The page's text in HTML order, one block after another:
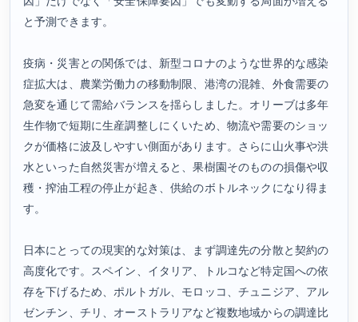
と予測できます。
疫病・災害との関係では、新型コロナのような世界的な感染
症拡大は、農業労働力の移動制限、港湾の混雑、外食需要の
急変を通じて需給バランスを揺らしました。オリーブは多年
生作物で短期に生産調整しにくいため、物流や需要のショッ
クが価格に波及しやすい側面があります。さらに山火事や洪
水といった自然災害が増えると、果樹園そのものの損傷や収
穫・搾油工程の停止が起き、供給のボトルネックになり得ま
す。
日本にとっての現実的な対策は、まず調達先の分散と契約の
高度化です。スペイン、イタリア、トルコなど特定国への依
存を下げるため、ポルトガル、モロッコ、チュニジア、アル
ゼンチン、チリ、オーストラリアなど複数地域からの調達比